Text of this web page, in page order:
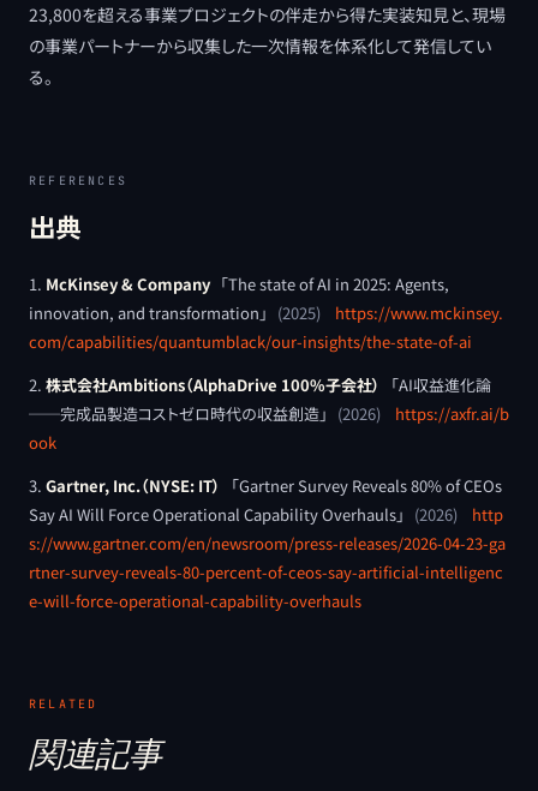
23,800を超える事業プロジェクトの伴走から得た実装知見と、現場
の事業パートナーから収集した一次情報を体系化して発信してい
る。
REFERENCES
出典
McKinsey & Company 「The state of AI in 2025: Agents,
innovation, and transformation 」 (2025)
https://www.mckinsey.
com/capabilities/quantumblack/our-insights/the-state-of-ai
株式会社Ambitions（AlphaDrive 100%子会社）
「AI収益進化論
──完成品製造コストゼロ時代の収益創造」 (2026)
https://axfr.ai/b
ook
Gartner, Inc.（NYSE: IT）
「Gartner Survey Reveals 80% of CEOs
Say AI Will Force Operational Capability Overhauls」 (2026)
http
s://www.gartner.com/en/newsroom/press-releases/2026-04-23-ga
rtner-survey-reveals-80-percent-of-ceos-say-artificial-intelligenc
e-will-force-operational-capability-overhauls
RELATED
関連記事